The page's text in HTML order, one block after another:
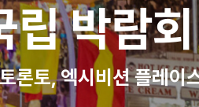
(ITTS)
터
박람
토, 엑시비션 플레이
2026
년 10월 21일 - 23일